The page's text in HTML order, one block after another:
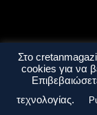
Στο
cookies για να
τεχνολογίας.